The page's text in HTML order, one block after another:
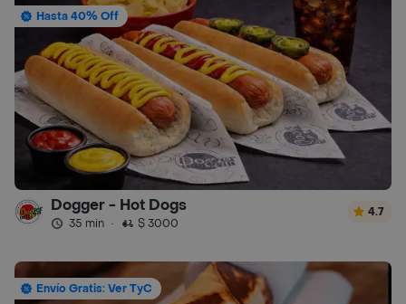
Hasta 40% Off
Dogger - Hot Dogs
35 min · $ 3000
4.7
Envío Gratis: Ver TyC